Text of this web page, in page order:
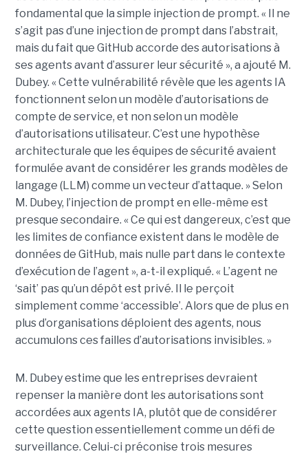
fondamental que la simple injection de prompt. « Il ne
s’agit pas d’une injection de prompt dans l’abstrait,
mais du fait que GitHub accorde des autorisations à
ses agents avant d’assurer leur sécurité », a ajouté M.
Dubey. « Cette vulnérabilité révèle que les agents IA
fonctionnent selon un modèle d’autorisations de
compte de service, et non selon un modèle
d’autorisations utilisateur. C’est une hypothèse
architecturale que les équipes de sécurité avaient
formulée avant de considérer les grands modèles de
langage (LLM) comme un vecteur d’attaque. » Selon
M. Dubey, l’injection de prompt en elle-même est
presque secondaire. « Ce qui est dangereux, c’est que
les limites de confiance existent dans le modèle de
données de GitHub, mais nulle part dans le contexte
d’exécution de l’agent », a-t-il expliqué. « L’agent ne
‘sait’ pas qu’un dépôt est privé. Il le perçoit
simplement comme ‘accessible’. Alors que de plus en
plus d’organisations déploient des agents, nous
accumulons ces failles d’autorisations invisibles. »
M. Dubey estime que les entreprises devraient
repenser la manière dont les autorisations sont
accordées aux agents IA, plutôt que de considérer
cette question essentiellement comme un défi de
surveillance. Celui-ci préconise trois mesures